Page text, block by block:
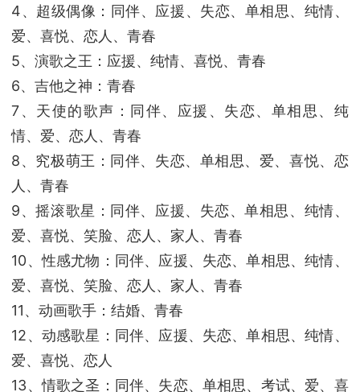
4、超级偶像：同伴、应援、失恋、单相思、纯情、
爱、喜悦、恋人、青春
5、演歌之王：应援、纯情、喜悦、青春
6、吉他之神：青春
7、天使的歌声：同伴、应援、失恋、单相思、纯
情、爱、恋人、青春
8、究极萌王：同伴、失恋、单相思、爱、喜悦、恋
人、青春
9、摇滚歌星：同伴、应援、失恋、单相思、纯情、
爱、喜悦、笑脸、恋人、家人、青春
10、性感尤物：同伴、应援、失恋、单相思、纯情、
爱、喜悦、笑脸、恋人、家人、青春
11、动画歌手：结婚、青春
12、动感歌星：同伴、应援、失恋、单相思、纯情、
爱、喜悦、恋人
13、情歌之圣：同伴、失恋、单相思、考试、爱、喜